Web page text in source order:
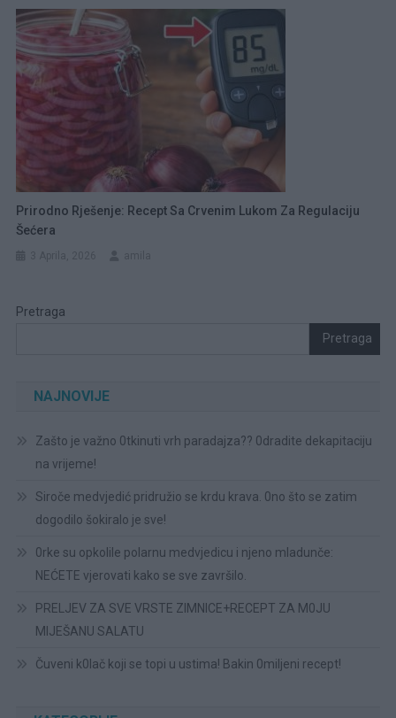
Prirodno Rješenje: Recept Sa Crvenim Lukom Za Regulaciju
Šećera
Pretraga
Pretraga
NAJNOVIJE
Zašto je važno 0tkinuti vrh paradajza?? 0dradite dekapitaciju
na vrijeme!
Siroče medvjedić pridružio se krdu krava. 0no što se zatim
dogodilo šokiralo je sve!
0rke su opkolile polarnu medvjedicu i njeno mladunče:
NEĆETE vjerovati kako se sve završilo.
PRELJEV ZA SVE VRSTE ZIMNICE+RECEPT ZA M0JU
MIJEŠANU SALATU
Čuveni k0lač koji se topi u ustima! Bakin 0miljeni recept!